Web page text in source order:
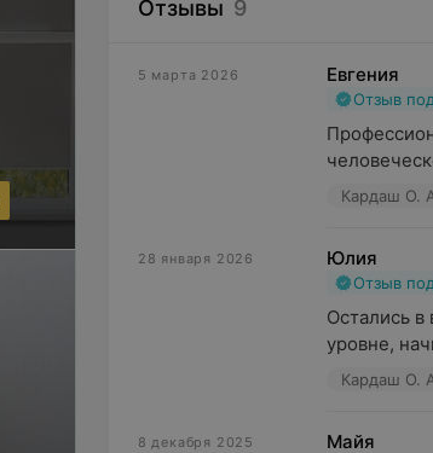
Отзывы 9
5 марта 2026 Евгения
Отзыв
Кардаш О.
28 января 2026 Юлия
Отзыв
Остались
уровне,
Кардаш О.
8 декабря 2025 Майя